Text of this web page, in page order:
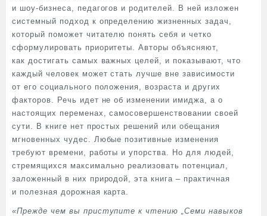
и шоу-бизнеса, педагогов и родителей. В ней изложен
системный подход к определению жизненных задач,
который поможет читателю понять себя и четко
сформулировать приоритеты. Авторы объясняют,
как достигать самых важных целей, и показывают, что
каждый человек может стать лучше вне зависимости
от его социального положения, возраста и других
факторов. Речь идет не об изменении имиджа, а о
настоящих переменах, самосовершенствовании своей
сути. В книге нет простых решений или обещания
мгновенных чудес. Любые позитивные изменения
требуют времени, работы и упорства. Но для людей,
стремящихся максимально реализовать потенциал,
заложенный в них природой, эта книга – практичная
и полезная дорожная карта.
«Прежде чем вы приступите к чтению „Семи навыков